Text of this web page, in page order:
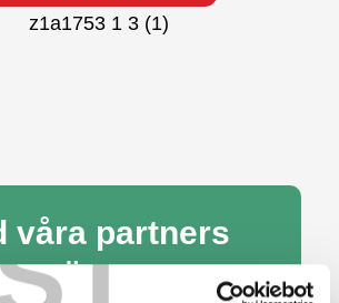
våra partners
säger